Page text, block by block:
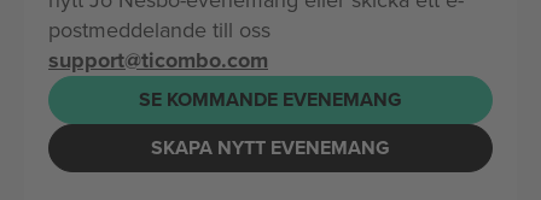
postmeddelande till oss
support@ticombo.com
SE KOMMANDE EVENEMANG
SKAPA NYTT EVENEMANG